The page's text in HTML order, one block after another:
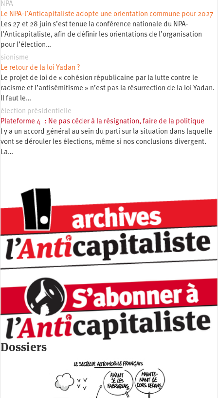
NPA
Le NPA-l’Anticapitaliste adopte une orientation commune pour 2027
Les 27 et 28 juin s’est tenue la conférence nationale du NPA-
l’Anticapitaliste, afin de définir les orientations de l’organisation
pour l’élection…
sionisme
Le retour de la loi Yadan ?
Le projet de loi de « cohésion républicaine par la lutte contre le
racisme et l’antisémitisme » n’est pas la résurrection de la loi Yadan.
Il faut le…
élection présidentielle
Plateforme 4 : Ne pas céder à la résignation, faire de la politique
l y a un accord général au sein du parti sur la situation dans laquelle
vont se dérouler les élections, même si nos conclusions divergent.
La…
Dossiers